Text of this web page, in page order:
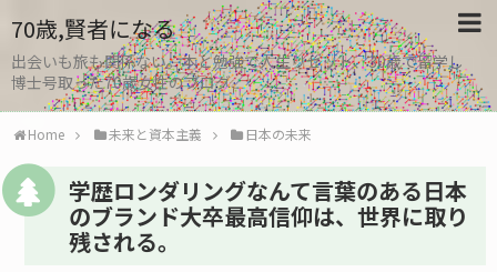
70歳,賢者になる
出会いも旅も関係ない。本と勉強で人生リセット、30歳で留学し
博士号取った70歳女性のブログ
Home 未来と資本主義 日本の未来
学歴ロンダリングなんて言葉のある日本
のブランド大卒最高信仰は、世界に取り
残される。